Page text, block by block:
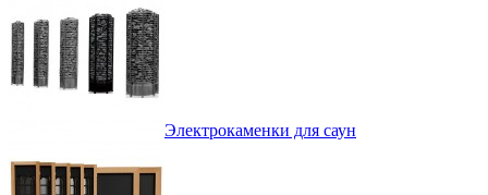
Электрокаменки для саун